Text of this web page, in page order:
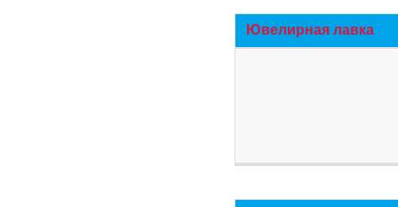
Ювелирная лавка